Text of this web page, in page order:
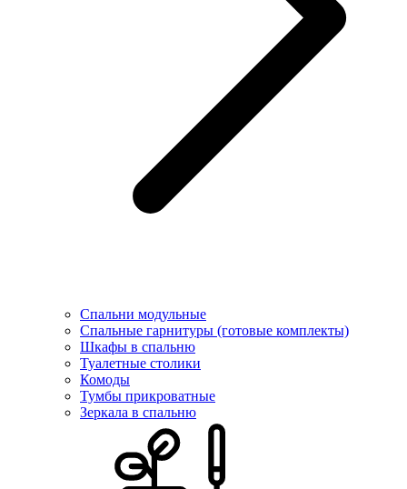
Спальни модульные
Спальные гарнитуры (готовые комплекты)
Шкафы в спальню
Туалетные столики
Комоды
Тумбы прикроватные
Зеркала в спальню